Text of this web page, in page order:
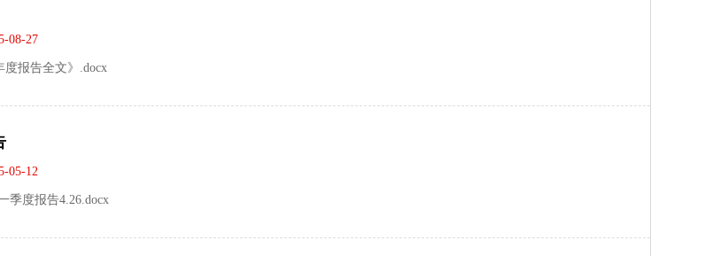
08-27
度报告全文》.docx
05-12
季度报告4.26.docx